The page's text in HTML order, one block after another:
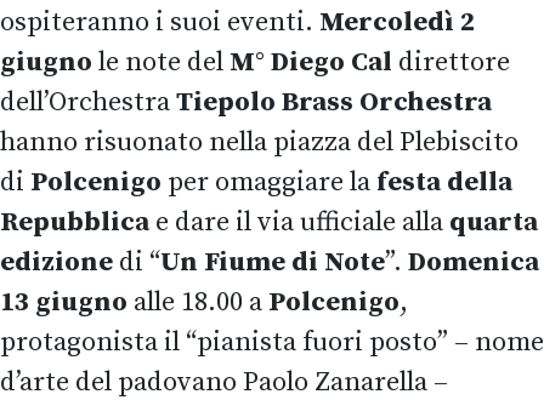
ospiteranno i suoi eventi. Mercoledì 2
giugno le note del M° Diego Cal direttore
dell’OrchestraTiepolo Brass Orchestra
hanno risuonato nella piazza del Plebiscito
di Polcenigo per omaggiare la festa della
Repubblicae dare il via ufficiale alla quarta
edizione di “Un Fiume di Note”. Domenica
13 giugno alle 18.00 a Polcenigo,
protagonista il “pianista fuori posto” – nome
d’arte del padovano Paolo Zanarella –